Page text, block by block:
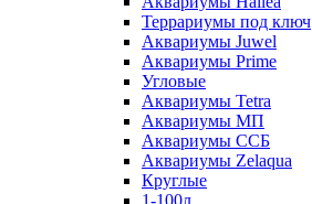
Террариумы под ключ
Аквариумы Juwel
Аквариумы Prime
Угловые
Аквариумы Tetra
Аквариумы МП
Аквариумы ССБ
Аквариумы Zelaqua
Круглые
1-100л.